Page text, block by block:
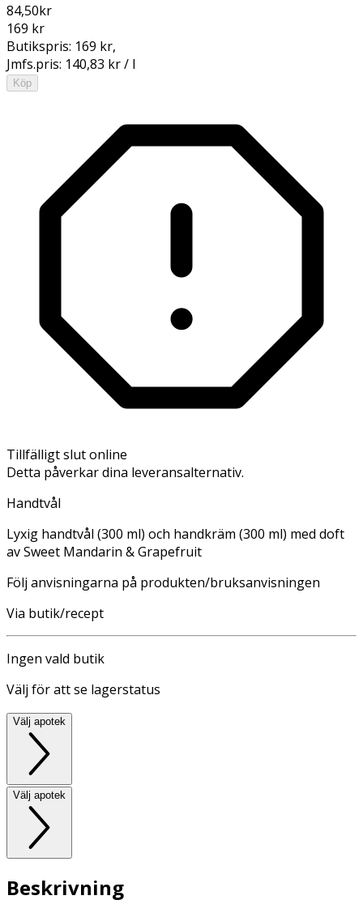
84,50kr
169 kr
Butikspris: 169 kr,
Jmfs.pris: 140,83 kr / l
Köp
Tillfälligt slut online
Detta påverkar dina leveransalternativ.
Handtvål
Lyxig handtvål (300 ml) och handkräm (300 ml) med doft
av Sweet Mandarin & Grapefruit
Följ anvisningarna på produkten/bruksanvisningen
Via butik/recept
Ingen vald butik
Välj för att se lagerstatus
Välj apotek
Välj apotek
Beskrivning